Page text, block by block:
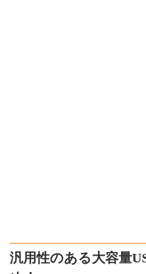
汎用性のある大容量